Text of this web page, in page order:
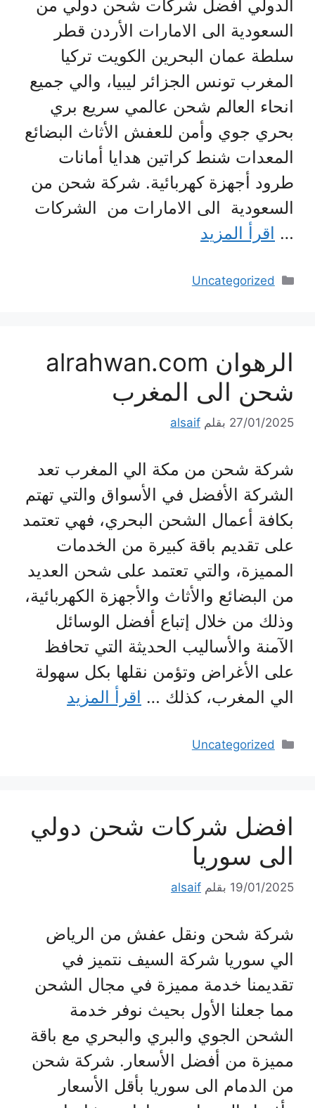
الدولي افضل شركات شحن دولي من
السعودية الى الامارات الأردن قطر
سلطة عمان البحرين الكويت تركيا
المغرب تونس الجزائر ليبيا، والي جميع
انحاء العالم شحن عالمي سريع بري
بحري جوي وأمن للعفش الأثاث البضائع
المعدات شنط كراتين هدايا أمانات
طرود أجهزة كهربائية. شركة شحن من
السعودية الى الامارات من الشركات
… اقرأ المزيد
التصنيفات
Uncategorized
الرهوان alrahwan.com
شحن الى المغرب
27/01/2025 بقلم alsaif
شركة شحن من مكة الي المغرب تعد
الشركة الأفضل في الأسواق والتي تهتم
بكافة أعمال الشحن البحري، فهي تعتمد
على تقديم باقة كبيرة من الخدمات
المميزة، والتي تعتمد على شحن العديد
من البضائع والأثاث والأجهزة الكهربائية،
وذلك من خلال إتباع أفضل الوسائل
الآمنة والأساليب الحديثة التي تحافظ
على الأغراض وتؤمن نقلها بكل سهولة
الي المغرب، كذلك … اقرأ المزيد
التصنيفات
Uncategorized
افضل شركات شحن دولي
الى سوريا
19/01/2025 بقلم alsaif
شركة شحن ونقل عفش من الرياض
الي سوريا شركة السيف نتميز في
تقديمنا خدمة مميزة في مجال الشحن
مما جعلنا الأول بحيث نوفر خدمة
الشحن الجوي والبري والبحري مع باقة
مميزة من أفضل الأسعار. شركة شحن
من الدمام الى سوريا بأقل الأسعار